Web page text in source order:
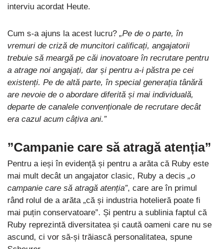
interviu acordat Heute.
Cum s-a ajuns la acest lucru? „Pe de o parte, în
vremuri de criză de muncitori calificați, angajatorii
trebuie să meargă pe căi inovatoare în recrutare pentru
a atrage noi angajați, dar și pentru a-i păstra pe cei
existenți. Pe de altă parte, în special generația tânără
are nevoie de o abordare diferită și mai individuală,
departe de canalele convenționale de recrutare decât
era cazul acum câțiva ani.”
”Campanie care să atragă atenția”
Pentru a ieși în evidență și pentru a arăta că Ruby este
mai mult decât un angajator clasic, Ruby a decis „o
campanie care să atragă atenția”, care are în primul
rând rolul de a arăta „că și industria hotelieră poate fi
mai puțin conservatoare”. Și pentru a sublinia faptul că
Ruby reprezintă diversitatea și caută oameni care nu se
ascund, ci vor să-și trăiască personalitatea, spune